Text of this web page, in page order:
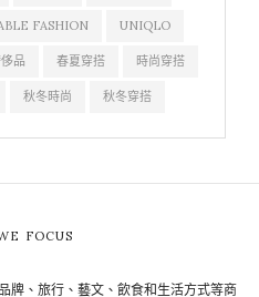
FASHION UNIQLO
品 春夏穿搭 時尚穿搭
秋冬時尚 秋冬穿搭
FOCUS
牌、旅行、藝文、飲食和生活方式等商